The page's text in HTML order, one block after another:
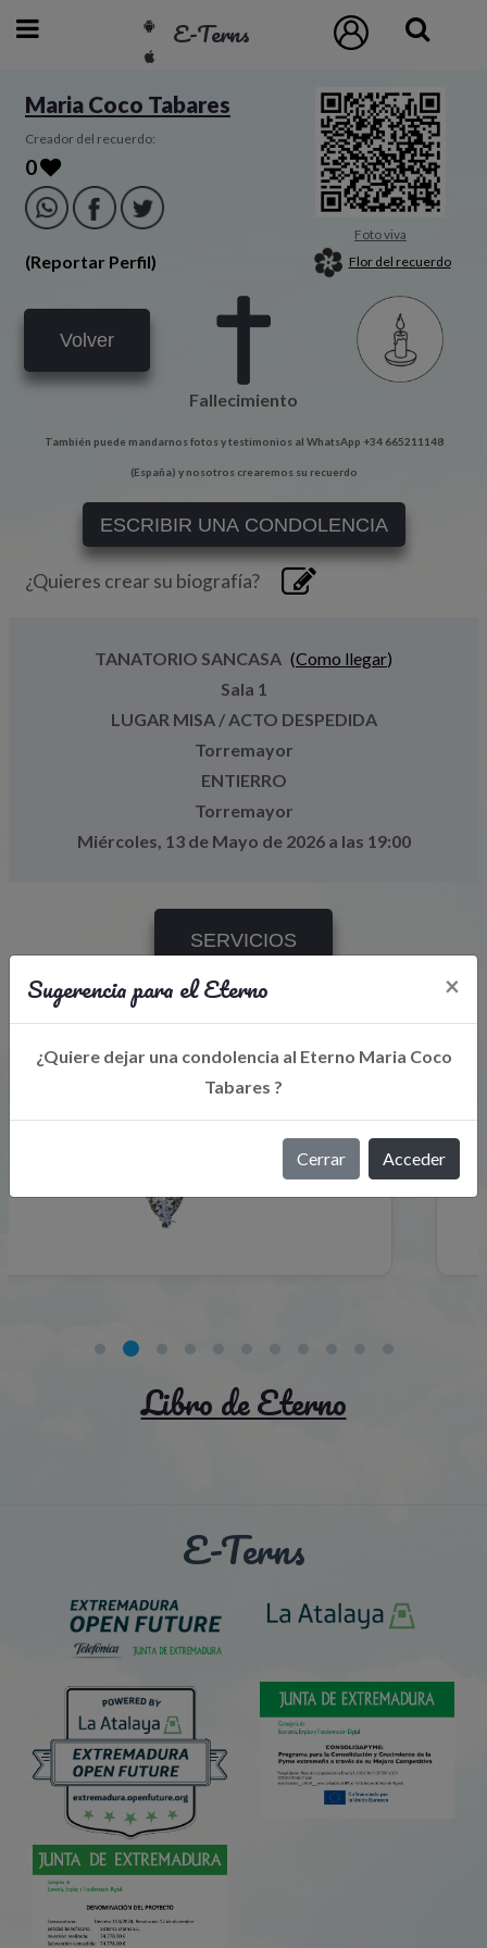
E-Terns
ESP
ENG
POR
Inicio
Acceso
Maria Coco Tabares
Creador del recuerdo:
0
(Reportar Perfil)
Foto viva
Flor del recuerdo
Volver
Fallecimiento
También puede mandarnos fotos y testimonios al WhatsApp +34 665211148
(España) y nosotros crearemos su recuerdo
ESCRIBIR UNA CONDOLENCIA
¿Quieres crear su biografía?
TANATORIO SANCASA (Como llegar)
Sala 1
LUGAR MISA / ACTO DESPEDIDA
Torremayor
ENTIERRO
Torremayor
Miércoles, 13 de Mayo de 2026 a las 19:00
SERVICIOS
Libro de Eterno
Sugerencia para el Eterno ×
¿Quiere dejar una condolencia al Eterno Maria Coco
Tabares ?
Cerrar Acceder
E-Terns